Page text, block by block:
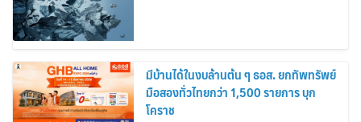
มีบ้านได้ในงบล้านต้น ๆ ธอส. ยกทัพทรัพย์
มือสองทั่วไทยกว่า 1,500 รายการ บุก
โคราช